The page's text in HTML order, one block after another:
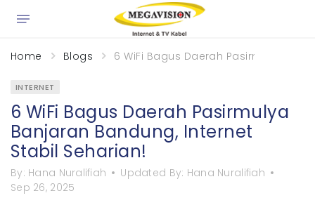
Home Blogs 6 WiFi Bagus Daerah Pasirmulya
INTERNET
6 WiFi Bagus Daerah Pasirmulya
Banjaran Bandung, Internet
Stabil Seharian!
By: Hana Nuralifiah Updated By: Hana Nuralifiah
Sep 26, 2025